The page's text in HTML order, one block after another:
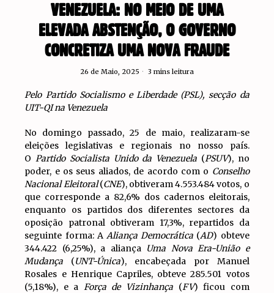
VENEZUELA: NO MEIO DE UMA
ELEVADA ABSTENÇÃO, O GOVERNO
CONCRETIZA UMA NOVA FRAUDE
26 de Maio, 2025 3 mins leitura
Pelo Partido Socialismo e Liberdade (PSL), secção da
UIT-QI na Venezuela
No domingo passado, 25 de maio, realizaram-se
eleições legislativas e regionais no nosso país.
OPartido Socialista Unido da Venezuela (PSUV), no
poder, e os seus aliados, de acordo com o Conselho
Nacional Eleitoral(CNE), obtiveram 4.553.484 votos, o
que corresponde a 82,6% dos cadernos eleitorais,
enquanto os partidos dos diferentes sectores da
oposição patronal obtiveram 17,3%, repartidos da
seguinte forma: A Aliança Democrática (AD) obteve
344.422 (6,25%), a aliança Uma Nova Era-União e
Mudança (UNT-Única), encabeçada por Manuel
Rosales e Henrique Capriles, obteve 285.501 votos
(5,18%), e a Força de Vizinhança (FV) ficou com